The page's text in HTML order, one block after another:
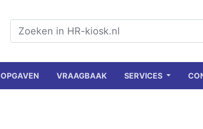
OPGAVEN VRAAGBAAK SERVICES